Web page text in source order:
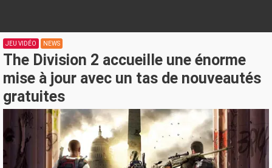
JEU VIDÉO NEWS
The Division 2 accueille une énorme
mise à jour avec un tas de nouveautés
gratuites